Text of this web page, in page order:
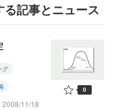
る記事とニュース
グ
2008/11/18
0